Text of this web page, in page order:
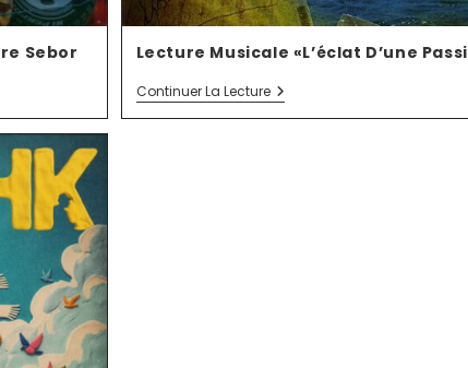
Sebor Lecture Musicale «L’éclat D’une
Continuer La Lecture